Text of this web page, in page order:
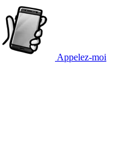
Appelez-moi